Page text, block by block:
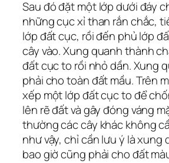
Sau đó đặt một lớp dưới đáy
những cục xỉ than rắn chắc,
lớp đất cục, rồi đến phủ lớp
cây vào. Xung quanh thành
đất cục to rồi nhỏ dần. Xung
phải cho toàn đất mầu. Trên
xếp một lớp đất cục to để
lên rẽ đất và gây đóng váng
thường các cây khác không
như vậy, chỉ cần lưu ý là xung
bao giờ cũng phải cho đất